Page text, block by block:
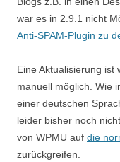
war es in 2.9.1 nicht
Anti-SPAM-Plugin zu
Eine Aktualisierung ist
manuell möglich. Wie
einer deutschen
leider bisher noch
von WPMU auf die
zurückgreifen.